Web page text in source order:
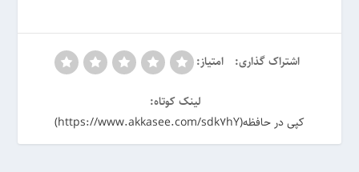
اشتراک گذاری: امتیاز:
لینک کوتاه:
کپی در حافظه(https://www.akkasee.com/sdk7hY)